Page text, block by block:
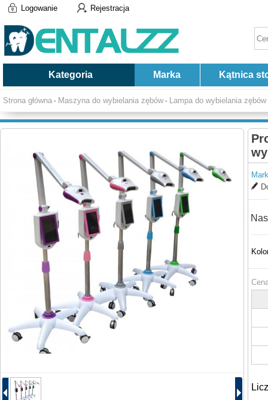
Logowanie Rejestracja
Kategoria Marka Kątnica
Strona główna - Maszyna do wybielania zębów- Lampa do wybielania zębów